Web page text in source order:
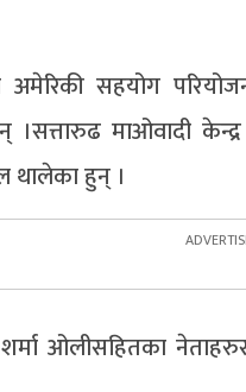
अमेरिकी सहयोग
माओवादी
थालेका हुन् ।
ओलीसहितका